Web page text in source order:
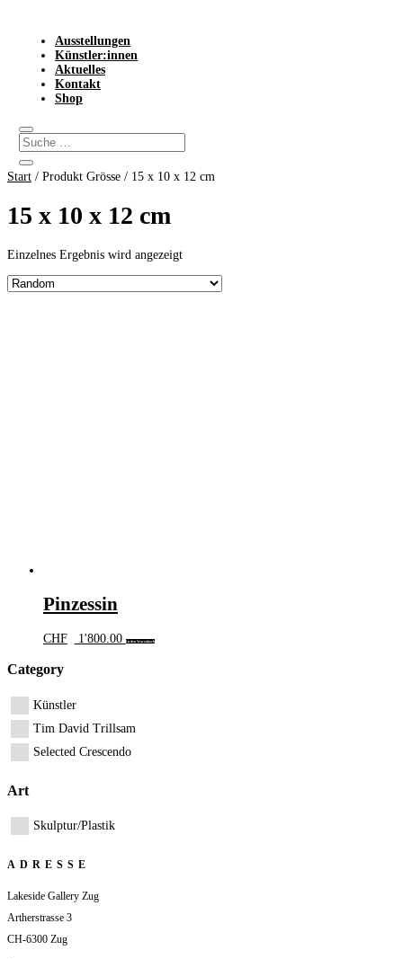
Ausstellungen
Künstler:innen
Aktuelles
Kontakt
Shop
Start / Produkt Grösse / 15 x 10 x 12 cm
15 x 10 x 12 cm
Einzelnes Ergebnis wird angezeigt
Pinzessin
CHF 1'800.00 In den Warenkorb
Category
Künstler
Tim David Trillsam
Selected Crescendo
Art
Skulptur/Plastik
ADRESSE
Lakeside Gallery Zug
Artherstrasse 3
CH-6300 Zug